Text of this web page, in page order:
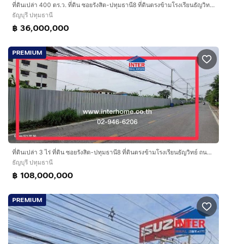
ที่ดินเปล่า 400 ตร.ว. ที่ดิน ซอยรังสิต-ปทุมธานี8 ที่ดินตรงข้ามโรงเรียนธัญวิทย์ ถนนพหลโยธิน ถนนรังสิต-ปทุมธานี8 ธัญบุรี ปทุมธานี
ธัญบุรี ปทุมธานี
฿ 36,000,000
PREMIUM
ที่ดินเปล่า 3 ไร่ ที่ดิน ซอยรังสิต-ปทุมธานี8 ที่ดินตรงข้ามโรงเรียนธัญวิทย์ ถนนพหลโยธิน ถนนรังสิต-ปทุมธานี8 ธัญบุรี ปทุมธานี
ธัญบุรี ปทุมธานี
฿ 108,000,000
PREMIUM